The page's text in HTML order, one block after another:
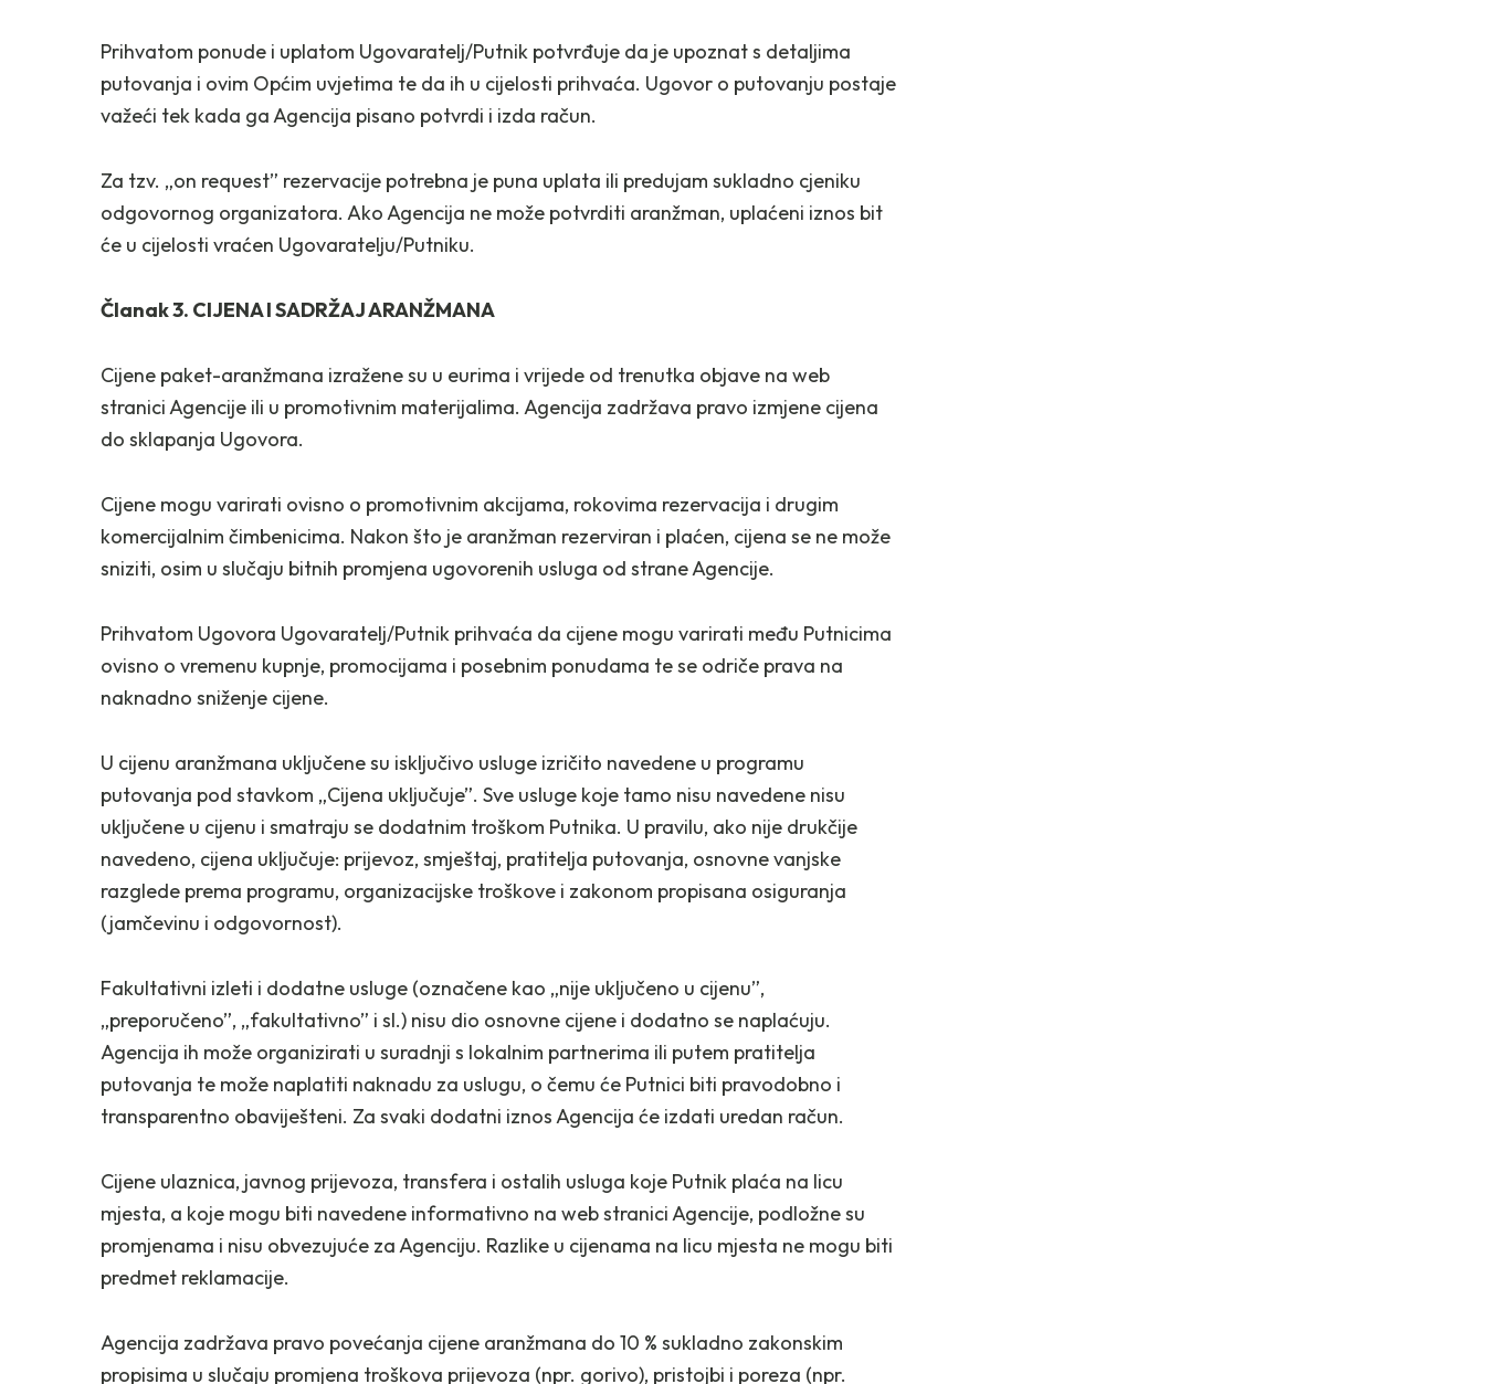
Prihvatom ponude i uplatom Ugovaratelj/Putnik potvrđuje da je upoznat s detaljima
putovanja i ovim Općim uvjetima te da ih u cijelosti prihvaća. Ugovor o putovanju postaje
važeći tek kada ga Agencija pisano potvrdi i izda račun.
Za tzv. „on request” rezervacije potrebna je puna uplata ili predujam sukladno cjeniku
odgovornog organizatora. Ako Agencija ne može potvrditi aranžman, uplaćeni iznos bit
će u cijelosti vraćen Ugovaratelju/Putniku.
Članak 3. CIJENA I SADRŽAJ ARANŽMANA
Cijene paket-aranžmana izražene su u eurima i vrijede od trenutka objave na web
stranici Agencije ili u promotivnim materijalima. Agencija zadržava pravo izmjene cijena
do sklapanja Ugovora.
Cijene mogu varirati ovisno o promotivnim akcijama, rokovima rezervacija i drugim
komercijalnim čimbenicima. Nakon što je aranžman rezerviran i plaćen, cijena se ne može
sniziti, osim u slučaju bitnih promjena ugovorenih usluga od strane Agencije.
Prihvatom Ugovora Ugovaratelj/Putnik prihvaća da cijene mogu varirati među Putnicima
ovisno o vremenu kupnje, promocijama i posebnim ponudama te se odriče prava na
naknadno sniženje cijene.
U cijenu aranžmana uključene su isključivo usluge izričito navedene u programu
putovanja pod stavkom „Cijena uključuje”. Sve usluge koje tamo nisu navedene nisu
uključene u cijenu i smatraju se dodatnim troškom Putnika. U pravilu, ako nije drukčije
navedeno, cijena uključuje: prijevoz, smještaj, pratitelja putovanja, osnovne vanjske
razglede prema programu, organizacijske troškove i zakonom propisana osiguranja
(jamčevinu i odgovornost).
Fakultativni izleti i dodatne usluge (označene kao „nije uključeno u cijenu”,
„preporučeno”, „fakultativno” i sl.) nisu dio osnovne cijene i dodatno se naplaćuju.
Agencija ih može organizirati u suradnji s lokalnim partnerima ili putem pratitelja
putovanja te može naplatiti naknadu za uslugu, o čemu će Putnici biti pravodobno i
transparentno obaviješteni. Za svaki dodatni iznos Agencija će izdati uredan račun.
Cijene ulaznica, javnog prijevoza, transfera i ostalih usluga koje Putnik plaća na licu
mjesta, a koje mogu biti navedene informativno na web stranici Agencije, podložne su
promjenama i nisu obvezujuće za Agenciju. Razlike u cijenama na licu mjesta ne mogu biti
predmet reklamacije.
Agencija zadržava pravo povećanja cijene aranžmana do 10 % sukladno zakonskim
propisima u slučaju promjena troškova prijevoza (npr. gorivo), pristojbi i poreza (npr.